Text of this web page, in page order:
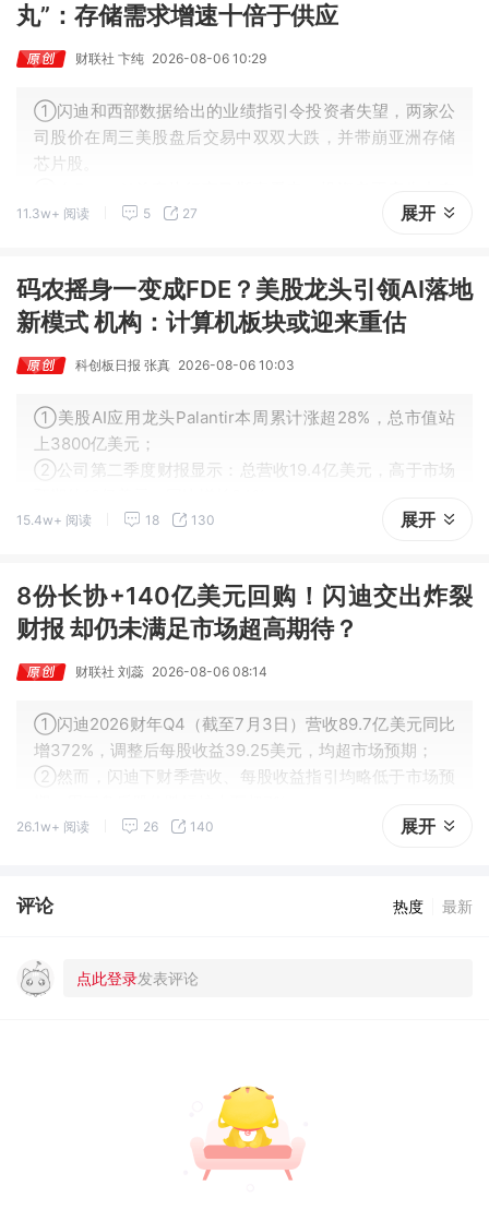
丸”：存储需求增速十倍于供应
财联社 卞纯 2026-08-06 10:29
①闪迪和西部数据给出的业绩指引令投资者失望，两家公
司股价在周三美股盘后交易中双双大跌，并带崩亚洲存储
芯片股。
芯片的需求而感到的担忧。他表示，内存芯片的需求增长
11.3w+ 阅读 5 27 展开
码农摇身一变成FDE？美股龙头引领AI落地
新模式 机构：计算机板块或迎来重估
科创板日报 张真 2026-08-06 10:03
①美股AI应用龙头Palantir本周累计涨超28%，总市值站
上3800亿美元；
②公司第二季度财报显示：总营收19.4亿美元，高于市场
③首席执行官亚历克斯·卡普将本季度描述为“超乎想象”，
15.4w+ 阅读 18 130 展开
8份长协+140亿美元回购！闪迪交出炸裂
财报 却仍未满足市场超高期待？
财联社 刘蕊 2026-08-06 08:14
①闪迪2026财年Q4（截至7月3日）营收89.7亿美元同比
增372%，调整后每股收益39.25美元，均超市场预期；
②然而，闪迪下财季营收、每股收益指引均略低于市场预
26.1w+ 阅读 26 140 展开
评论 热度 最新